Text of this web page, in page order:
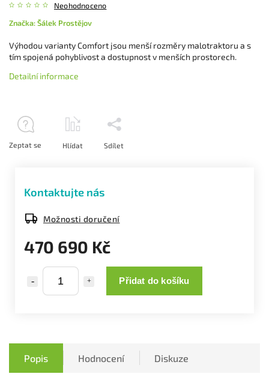
Neohodnoceno
Značka:Šálek Prostějov
470 690 Kč
Přidat do košíku
Kontaktujte nás
Možnosti doručení
Výhodou varianty Comfort jsou menší rozměry malotraktoru a s
tím spojená pohyblivost a dostupnost v menších prostorech.
Detailní informace
Zeptat se Hlídat Sdílet
Popis Hodnocení Diskuze